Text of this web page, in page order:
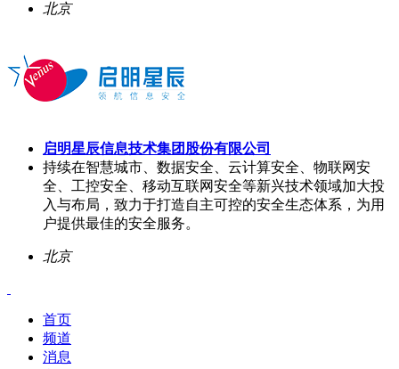
北京
启明星辰信息技术集团股份有限公司
持续在智慧城市、数据安全、云计算安全、物联网安
全、工控安全、移动互联网安全等新兴技术领域加大投
入与布局，致力于打造自主可控的安全生态体系，为用
户提供最佳的安全服务。
北京
首页
频道
消息